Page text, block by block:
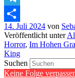
Telegram
Teilen
14. Juli 2024 von
Veröffentlicht unter
Horror, Im Hohen
King
Suchen
Keine Folge